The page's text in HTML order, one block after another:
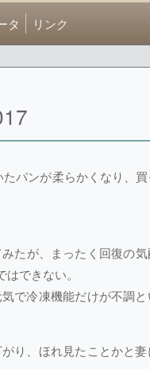
タ リンク
パンが柔らかくなり、
たが、まったく回復の
できない。
で冷凍機能だけが不調
り、ほれ見たことかと